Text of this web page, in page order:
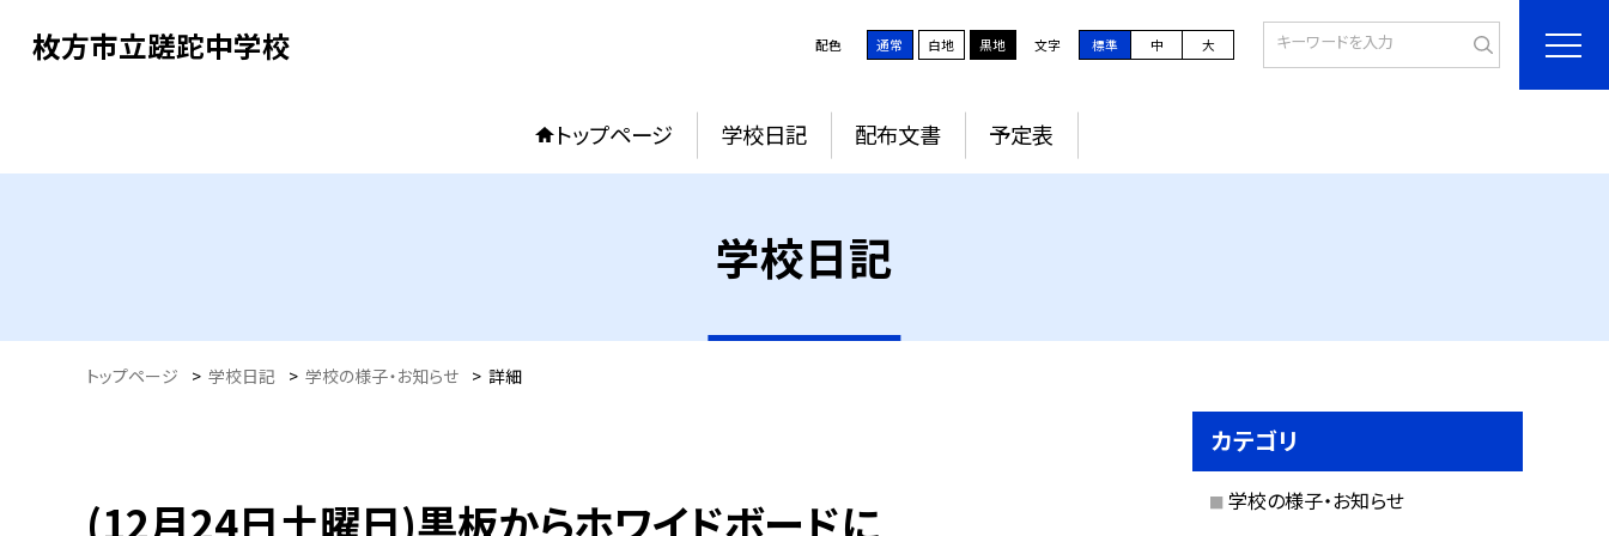
枚方市立蹉跎中学校 配色 通常 白地 黒地 文字 標準 中 大
トップページ 学校日記 配布文書 予定表
学校日記
トップページ > 学校日記 > 学校の様子・お知らせ > 詳細
(12月24日土曜日)黒板からホワイドボードに
カテゴリ
学校の様子・お知らせ